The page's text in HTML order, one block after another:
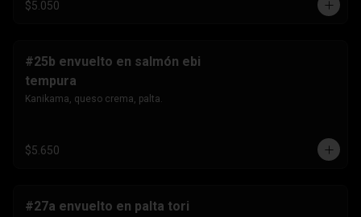
$5.050
#25b envuelto en salmón ebi
tempura
Kanikama, queso crema, palta.
$5.650
#27a envuelto en palta tori